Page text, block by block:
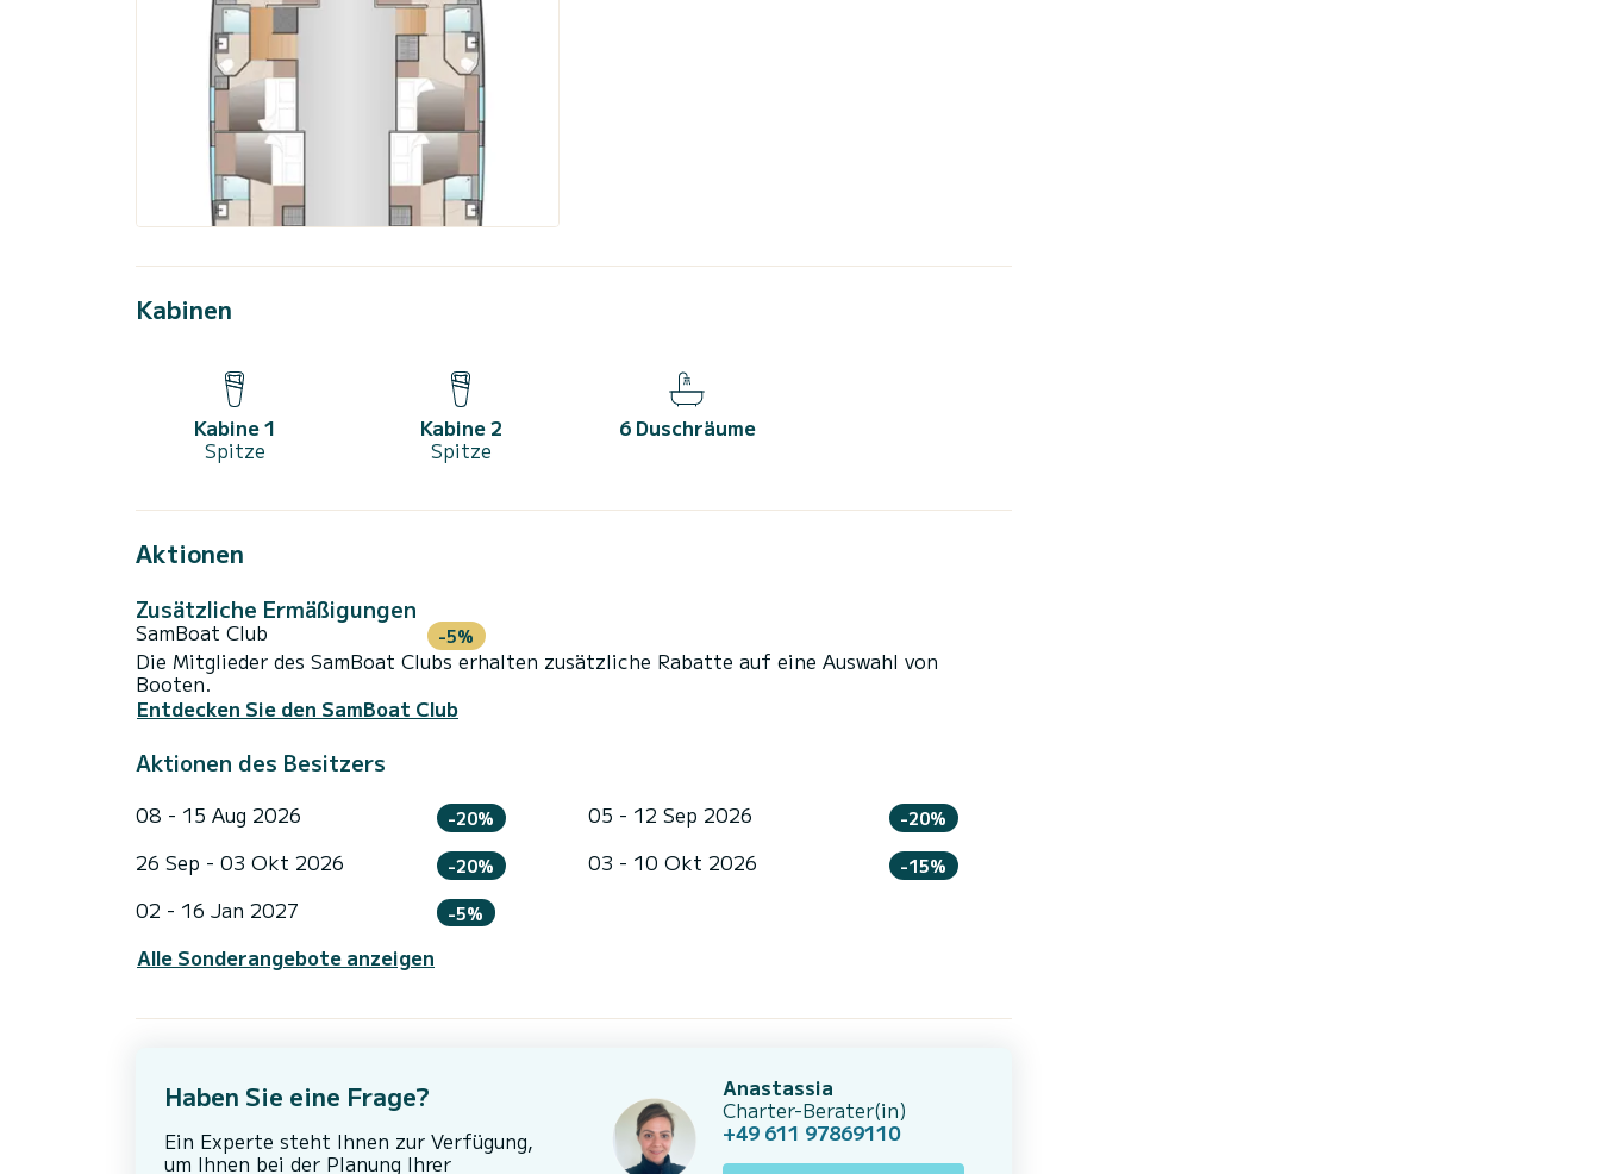
Kabinen
Kabine 1
Spitze
Kabine 2
Spitze
6 Duschräume
Aktionen
Zusätzliche Ermäßigungen
SamBoat Club -5%
Die Mitglieder des SamBoat Clubs erhalten zusätzliche Rabatte auf eine Auswahl von
Booten.
Entdecken Sie den SamBoat Club
Aktionen des Besitzers
08 - 15 Aug 2026 -20% 05 - 12 Sep 2026 -20%
26 Sep - 03 Okt 2026 -20% 03 - 10 Okt 2026 -15%
02 - 16 Jan 2027 -5%
Alle Sonderangebote anzeigen
Haben Sie eine Frage?
Ein Experte steht Ihnen zur Verfügung,
um Ihnen bei der Planung Ihrer
Anastassia
Charter-Berater(in)
+49 611 97869110